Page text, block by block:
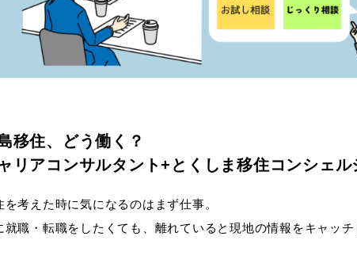
移住、どう働く？
リアコンサルタント+とくしま移住コンシェ
を考えた時に気になるのはまず仕事。
就職・転職をしたくても、離れていると現地の情報をキャッチ